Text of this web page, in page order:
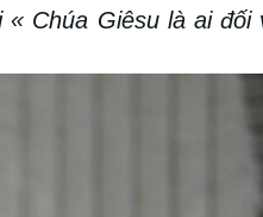
Chúa Giêsu là ai đối